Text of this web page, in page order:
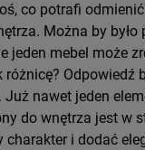
co potrafi
Można by było
jeden mebel może
różnicę? Odpowiedź
Już nawet jeden
do wnętrza jest w
charakter i dodać